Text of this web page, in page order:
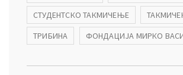
СТУДЕНТСКО ТАКМИЧЕЊЕ
ТРИБИНА
ФОНДАЦИЈА МИРКО